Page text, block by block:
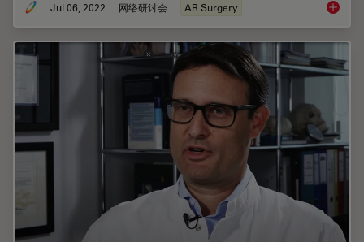
Jul 06, 2022 网络研讨会 AR Surgery 荧光成